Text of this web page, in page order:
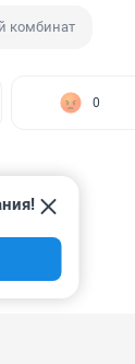
комбинат
0